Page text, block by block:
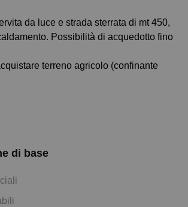
da luce e strada sterrata di mt 450,
Possibilità di acquedotto fino
terreno agricolo (confinante
di base